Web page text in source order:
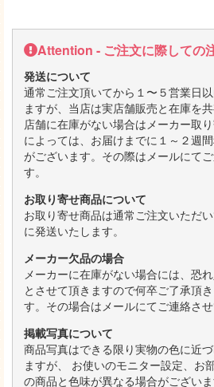
Attention - ご注文に際しての
発送について
通常ご注文頂いてから１〜５営業日
ますが、当店は実店舗販売と在庫を共
店舗に在庫がない場合はメーカー取
によっては、お届けまでに１～２週
がございます。その際はメールにて
す。
お取り寄せ商品について
お取り寄せ商品は通常ご注文いただ
に発送いたします。
メーカー欠品の場合
メーカーに在庫がない場合には、恐
とさせて頂きますので何卒ご了承頂
す。その場合はメールにてご連絡させ
掲載写真について
商品写真はできる限り実物の色に近
ますが、 お使いのモニター設定、お
の商品と色味が異なる場合がございま